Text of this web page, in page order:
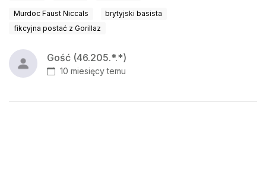
Murdoc Faust Niccals
brytyjski basista
fikcyjna postać z Gorillaz
Gość (46.205.*.*)
10 miesięcy temu